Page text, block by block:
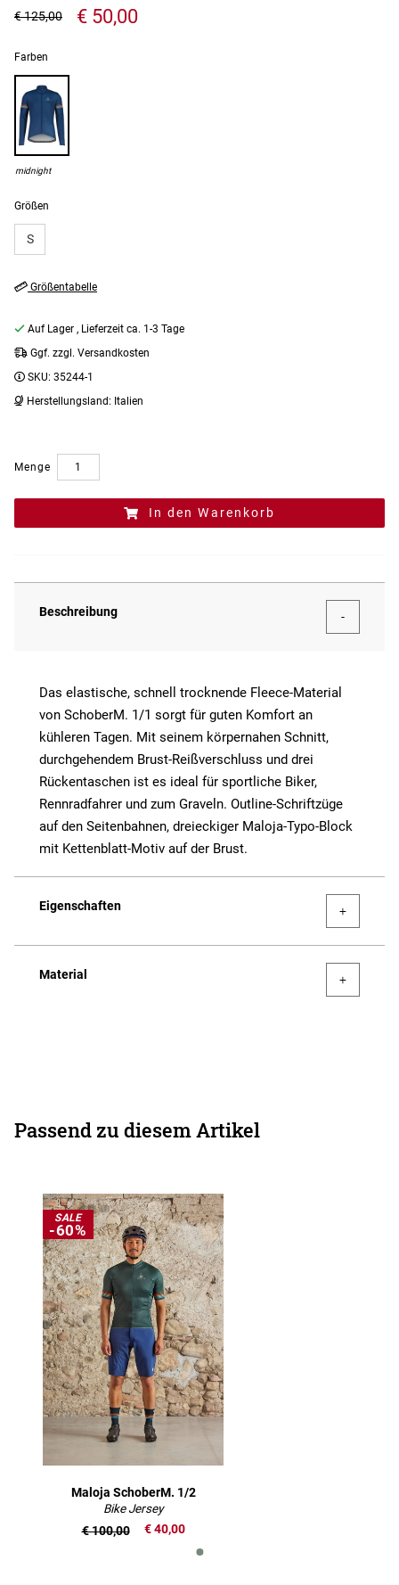
€ 50,00
€ 125,00
Größen
S
Farben
midnight
Größentabelle
Auf Lager , Lieferzeit ca. 1-3 Tage
Ggf. zzgl. Versandkosten
SKU: 35244-1
Herstellungsland: Italien
Menge
In den Warenkorb
Beschreibung
Das elastische, schnell trocknende Fleece-Material
von SchoberM. 1/1 sorgt für guten Komfort an
kühleren Tagen. Mit seinem körpernahen Schnitt,
durchgehendem Brust-Reißverschluss und drei
Rückentaschen ist es ideal für sportliche Biker,
Rennradfahrer und zum Graveln. Outline-Schriftzüge
auf den Seitenbahnen, dreieckiger Maloja-Typo-Block
mit Kettenblatt-Motiv auf der Brust.
Eigenschaften
Material
Passend zu diesem Artikel
SALE
-60%
Maloja SchoberM. 1/2
Bike Jersey
€ 40,00
€ 100,00